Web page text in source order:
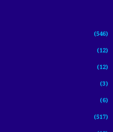
(546)
(12)
(12)
(3)
(6)
(517)